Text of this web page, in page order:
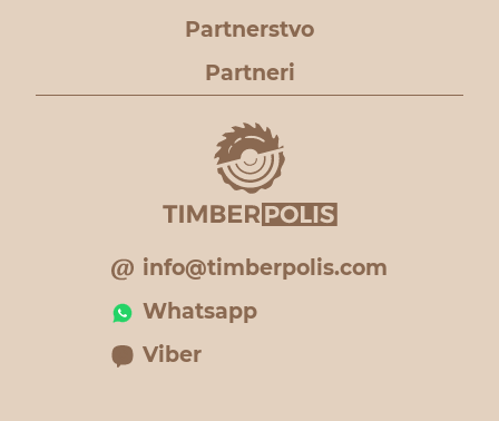
Partnerstvo
Partneri
info@timberpolis.com
Whatsapp
Viber